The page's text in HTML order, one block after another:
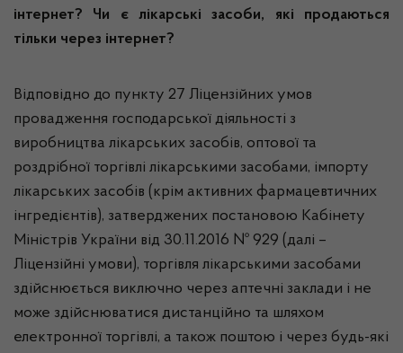
інтернет? Чи є лікарські засоби, які продаються
тільки через інтернет?
Відповідно до пункту 27 Ліцензійних умов
провадження господарської діяльності з
виробництва лікарських засобів, оптової та
роздрібної торгівлі лікарськими засобами, імпорту
лікарських засобів (крім активних фармацевтичних
інгредієнтів), затверджених постановою Кабінету
Міністрів України від 30.11.2016 № 929 (далі –
Ліцензійні умови), торгівля лікарськими засобами
здійснюється виключно через аптечні заклади і не
може здійснюватися дистанційно та шляхом
електронної торгівлі, а також поштою і через будь-які